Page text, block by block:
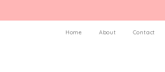
Home About Contact